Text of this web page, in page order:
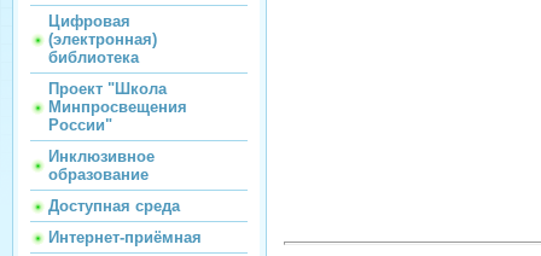
Цифровая
(электронная)
библиотека
Проект "Школа
Минпросвещения
России"
Инклюзивное
образование
Доступная среда
Интернет-приёмная